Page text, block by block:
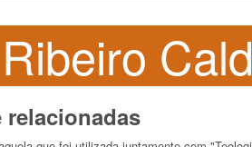
relacionadas